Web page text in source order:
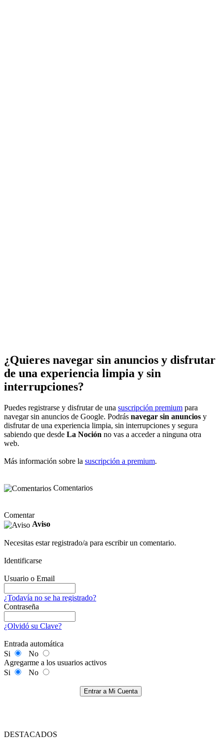
¿Quieres navegar sin anuncios y disfrutar
de una experiencia limpia y sin
interrupciones?
Puedes registrarse y disfrutar de una suscripción premium para
navegar sin anuncios de Google. Podrás navegar sin anuncios y
disfrutar de una experiencia limpia, sin interrupciones y segura
sabiendo que desde La Noción no vas a acceder a ninguna otra
web.
Más información sobre la suscripción a premium.
Comentarios
Comentar
Aviso
Necesitas estar registrado/a para escribir un comentario.
Identificarse
Usuario o Email
¿Todavía no se ha registrado?
Contraseña
¿Olvidó su Clave?
Entrada automática
Si
No
Agregarme a los usuarios activos
Si
No
Entrar a Mi Cuenta
DESTACADOS